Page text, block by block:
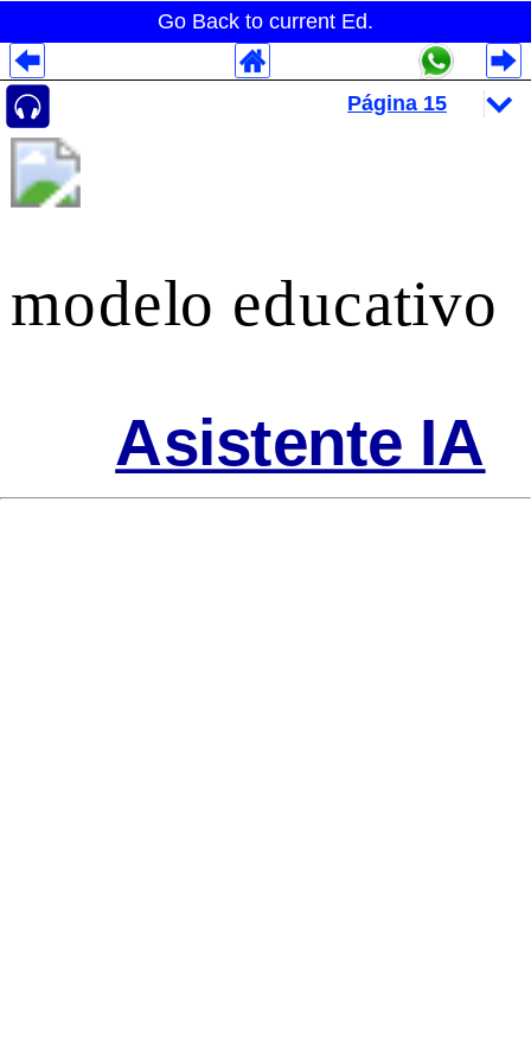
Go Back to current Ed.
modelo educativo
Asistente IA
Despliegues Analytics
Despliegues Totales
Despliegues por Rubros